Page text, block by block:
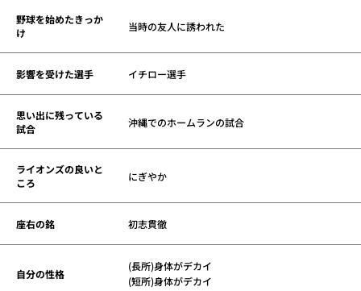
野球を始めたきっか
け
当時の友人に誘われた
影響を受けた選手 イチロー選手
思い出に残っている
試合
沖縄でのホームランの試合
ライオンズの良いと
ころ
にぎやか
座右の銘 初志貫徹
自分の性格
(長所)身体がデカイ
(短所)身体がデカイ